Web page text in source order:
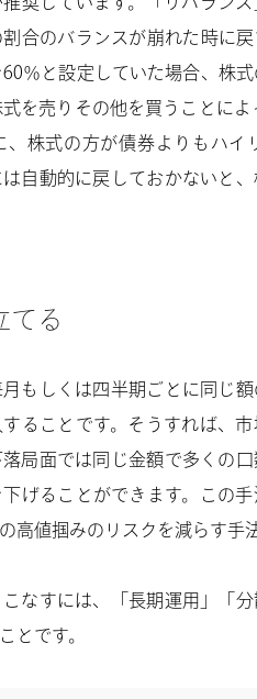
合のバランスが崩れた時に
％と設定していた場合、株
を売りその他を買うことに
、株式の方が債券よりもハイ
自動的に戻しておかないと
てる
もしくは四半期ごとに同じ
ることです。そうすれば、
局面では同じ金額で多くの
げることができます。この
高値掴みのリスクを減らす手
なすには、「長期運用」「
とです。